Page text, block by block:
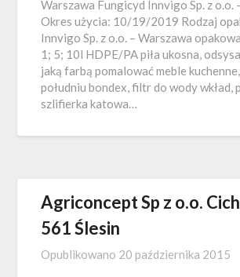
Warszawa Fungicyd Innvigo Sp. z o.o.
Okres użycia: 10/19/2019 Rodzaj
Innvigo Sp. z o.o. – Warszawa
1; 5; 10l HDPE/PA piła ukosna,
jaką farbą pomalować meble
południu bondex, filtr do wody wkład,
szlifierka katowa…
Agriconcept Sp z o.o.
561 Ślesin
Opublikowano 20 października 2015